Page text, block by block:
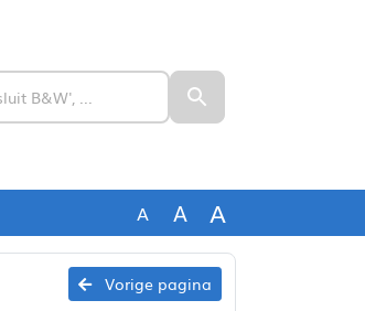
A A A
Vorige pagina